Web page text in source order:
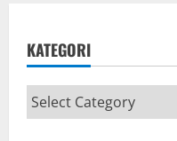
KATEGORI